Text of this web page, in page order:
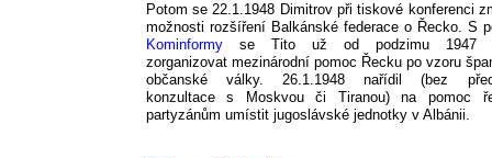
Potom se 22.1.1948 Dimitrov při tiskové konferenci
možnosti rozšíření Balkánské federace o Řecko. S
Kominformyse Tito už od podzimu 1947
zorganizovat mezinárodní pomoc Řecku po vzoru
občanské války. 26.1.1948 nařídil (bez
konzultace s Moskvou či Tiranou) na pomoc
partyzánům umístit jugoslávské jednotky v Albánii.